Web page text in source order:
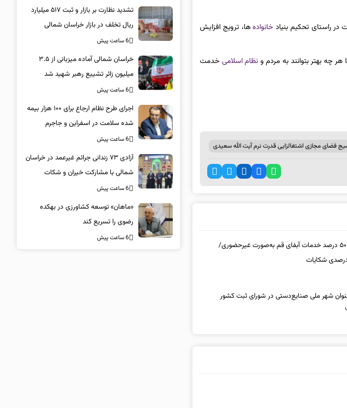
راستای تحکیم بنیاد خانوادهها، ترویج افزایش
چه بهتر بتوانند به مردم و نظام اسلامی خدمت
فضای مجازی اشتغالزایی قدرت نرم آیت الله سعیدی
ارائه بیش از ۵۰ درصد خدمات آبفای قم به‌صورت غیرحضوری/
شهر ملی صنایع‌دستی در شورای ثبت کشور
تشدید نظارت بر بازار و ثبت ۵۱۷ میلیارد
ریال تخلف در بازار خراسان شمالی
6 ساعت پیش
خراسان شمالی آماده میزبانی از ۳.۵
میلیون زائر تشییع رهبر شهید شد
6 ساعت پیش
اجرای طرح نظام ارجاع برای ۱۰۰ هزار بیمه
شده سلامت در اسفراین و جاجرم
6 ساعت پیش
آزادی ۷۳ زندانی جرائم غیرعمد در خراسان
شمالی با مشارکت خیران و شکات
6 ساعت پیش
«ماهان» توسعه کشاورزی در بهکده
رضوی را تسریع کند
6 ساعت پیش